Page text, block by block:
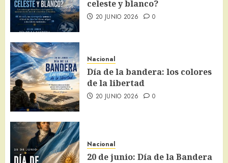
celeste y blanco?
20 JUNIO 2026 0
Nacional
Día de la bandera: los colores
de la libertad
20 JUNIO 2026 0
Nacional
20 de junio: Día de la Bandera